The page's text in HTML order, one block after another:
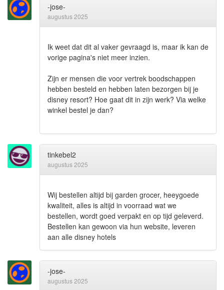
-jose-
augustus 2025
Ik weet dat dit al vaker gevraagd is, maar ik kan de
vorige pagina's niet meer inzien.
Zijn er mensen die voor vertrek boodschappen
hebben besteld en hebben laten bezorgen bij je
disney resort? Hoe gaat dit in zijn werk? Via welke
winkel bestel je dan?
tinkebel2
augustus 2025
Wij bestellen altijd bij garden grocer, heeygoede
kwaliteit, alles is altijd in voorraad wat we
bestellen, wordt goed verpakt en op tijd geleverd.
Bestellen kan gewoon via hun website, leveren
aan alle disney hotels
-jose-
augustus 2025